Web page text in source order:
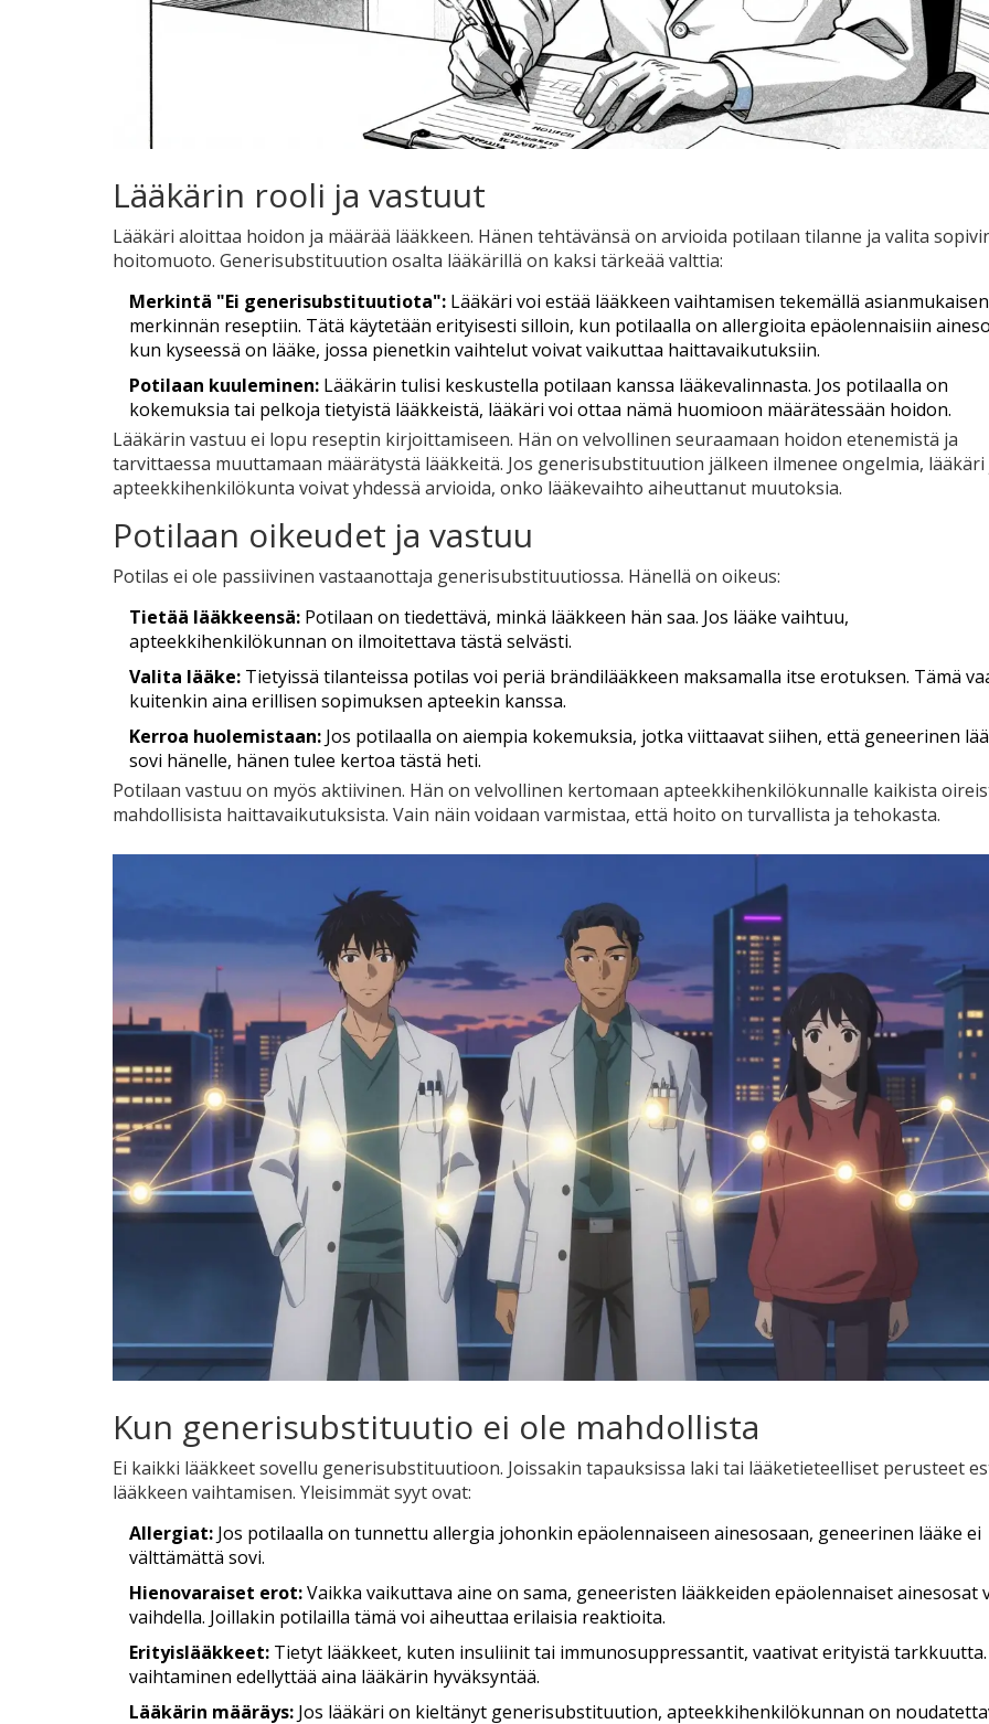
Lääkärin rooli ja vastuut
Lääkäri aloittaa hoidon ja määrää lääkkeen. Hänen tehtävänsä on arvioida potilaan tilanne ja valita
hoitomuoto. Generisubstituution osalta lääkärillä on kaksi tärkeää valttia:
Merkintä "Ei generisubstituutiota": Lääkäri voi estää lääkkeen vaihtamisen tekemällä asianmukaisen
merkinnän reseptiin. Tätä käytetään erityisesti silloin, kun potilaalla on allergioita epäolennaisiin
kun kyseessä on lääke, jossa pienetkin vaihtelut voivat vaikuttaa haittavaikutuksiin.
Potilaan kuuleminen: Lääkärin tulisi keskustella potilaan kanssa lääkevalinnasta. Jos potilaalla on
kokemuksia tai pelkoja tietyistä lääkkeistä, lääkäri voi ottaa nämä huomioon määrätessään hoidon.
Lääkärin vastuu ei lopu reseptin kirjoittamiseen. Hän on velvollinen seuraamaan hoidon etenemistä ja
tarvittaessa muuttamaan määrätystä lääkkeitä. Jos generisubstituution jälkeen ilmenee ongelmia, lääkäri
apteekkihenkilökunta voivat yhdessä arvioida, onko lääkevaihto aiheuttanut muutoksia.
Potilaan oikeudet ja vastuu
Potilas ei ole passiivinen vastaanottaja generisubstituutiossa. Hänellä on oikeus:
Tietää lääkkeensä: Potilaan on tiedettävä, minkä lääkkeen hän saa. Jos lääke vaihtuu,
apteekkihenkilökunnan on ilmoitettava tästä selvästi.
Valita lääke: Tietyissä tilanteissa potilas voi periä brändilääkkeen maksamalla itse erotuksen. Tämä
kuitenkin aina erillisen sopimuksen apteekin kanssa.
Kerroa huolemistaan: Jos potilaalla on aiempia kokemuksia, jotka viittaavat siihen, että geneerinen
sovi hänelle, hänen tulee kertoa tästä heti.
Potilaan vastuu on myös aktiivinen. Hän on velvollinen kertomaan apteekkihenkilökunnalle kaikista
mahdollisista haittavaikutuksista. Vain näin voidaan varmistaa, että hoito on turvallista ja tehokasta.
Kun generisubstituutio ei ole mahdollista
Ei kaikki lääkkeet sovellu generisubstituutioon. Joissakin tapauksissa laki tai lääketieteelliset perusteet
lääkkeen vaihtamisen. Yleisimmät syyt ovat:
Allergiat: Jos potilaalla on tunnettu allergia johonkin epäolennaiseen ainesosaan, geneerinen lääke ei
välttämättä sovi.
Hienovaraiset erot:Vaikka vaikuttava aine on sama, geneeristen lääkkeiden epäolennaiset ainesosat
vaihdella. Joillakin potilailla tämä voi aiheuttaa erilaisia reaktioita.
Erityislääkkeet: Tietyt lääkkeet, kuten insuliinit tai immunosuppressantit, vaativat erityistä
vaihtaminen edellyttää aina lääkärin hyväksyntää.
Lääkärin määräys: Jos lääkäri on kieltänyt generisubstituution, apteekkihenkilökunnan on